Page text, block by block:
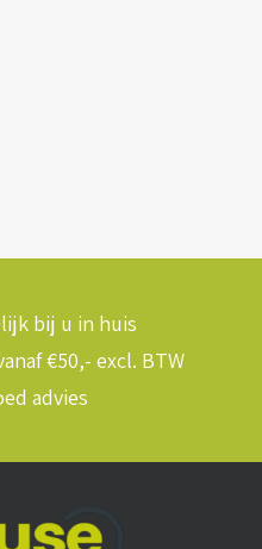
bij u in huis
€50,- excl. BTW
advies